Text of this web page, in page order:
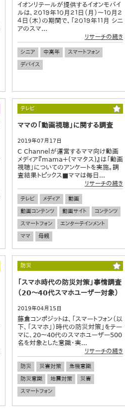
イオンリテールが提供するイオンモバイ
ルは、２０１９年１０月２１日（月）～１０月２
４日（木）の期間で、「２０１９年１１月 シニ
アのスマ...
リサーチの続き
シニア 中高年
スマートフォン
デバイス
テレビ
ママの「動画視聴」に関する調査
2019年07月17日
C Channelが運営するママ向け動画
メディア『mama＋(ママタス)』は「動画
視聴」についてのアンケートを実施。調
査結果トピックス■ママは毎日...
リサーチの続き
テレビ メディア
動画
動画コンテンツ
動画サイト
コンテンツ
スマートフォン
エンターテインメント
ママ
母親
防災
「スマホ時代の防災対策」事情調査
（20～40代スマホユーザー対象）
2019年04月15日
藤倉コンポジットは、「スマートフォン（以
下、「スマホ」）時代の防災対策」をテー
マに、20～40代のスマホユーザー500
名を対象とした意識・実...
リサーチの続き
防災 災害対策
危機意識
防災意識
地震対策
災害
スマートフォン